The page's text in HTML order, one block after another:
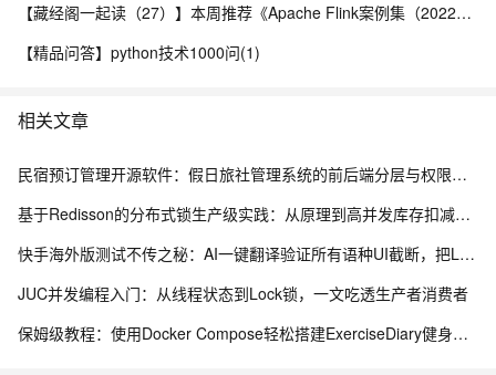
【藏经阁一起读（27）】本周推荐《Apache Flink案例集（2022版）》，你有哪些心得？
【精品问答】python技术1000问(1)
相关文章
民宿预订管理开源软件：假日旅社管理系统的前后端分层与权限控制设计
基于Redisson的分布式锁生产级实践：从原理到高并发库存扣减实战
快手海外版测试不传之秘：AI一键翻译验证所有语种UI截断，把LQA周期从7天干到20分钟
JUC并发编程入门：从线程状态到Lock锁，一文吃透生产者消费者
保姆级教程：使用Docker Compose轻松搭建ExerciseDiary健身日历